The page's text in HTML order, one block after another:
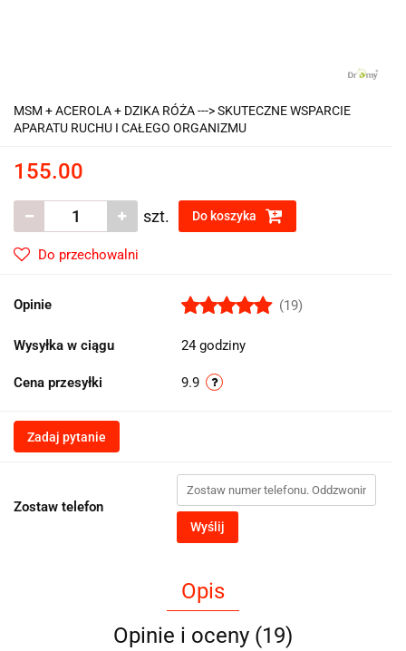
MSM + ACEROLA + DZIKA RÓŻA ---> SKUTECZNE WSPARCIE
APARATU RUCHU I CAŁEGO ORGANIZMU
155.00
szt. Do koszyka
Do przechowalni
Opinie (19)
Wysyłka w ciągu 24 godziny
Cena przesyłki 9.9
Zadaj pytanie
Zostaw telefon
Wyślij
Opis
Opinie i oceny (19)